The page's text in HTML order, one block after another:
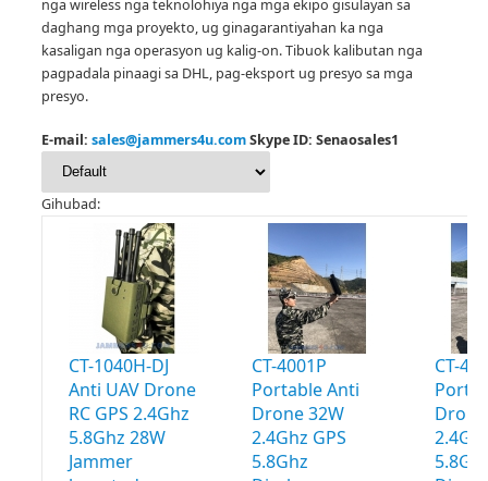
nga wireless nga teknolohiya nga mga ekipo gisulayan sa
daghang mga proyekto, ug ginagarantiyahan ka nga
kasaligan nga operasyon ug kalig-on.Tibuok kalibutan nga
pagpadala pinaagi sa DHL, pag-eksport ug presyo sa mga
presyo.
E-mail: sales@jammers4u.comSkype ID: Senaosales1
Gihubad:
CT-1040H-DJ
Anti UAV Drone
RC GPS 2.4Ghz
5.8Ghz 28W
Jammer
CT-4001P
Portable Anti
Drone 32W
2.4Ghz GPS
5.8Ghz
CT-